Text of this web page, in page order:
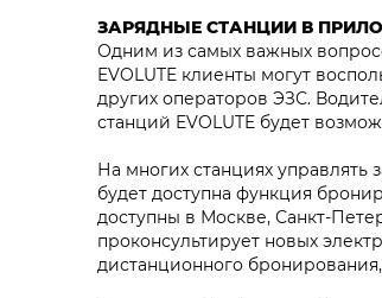
ЗАРЯДНЫЕ СТАНЦИИ В
Одним из самых важных
EVOLUTE клиенты могут
других операторов ЭЗС.
станций EVOLUTE будет
На многих станциях
будет доступна функция
доступны в Москве, Санкт-
проконсультирует новых
дистанционного